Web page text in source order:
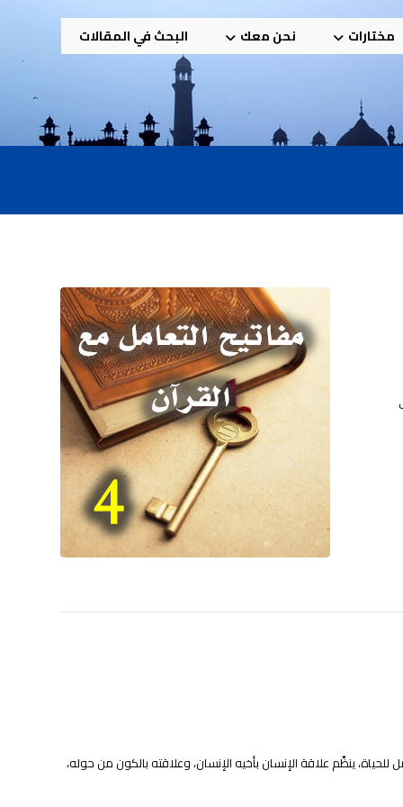
مختارات نحن معك البحث في المقالات
ينظِّم علاقة الإنسان بأخيه الإنسان، وعلاقته بالكون من حوله،